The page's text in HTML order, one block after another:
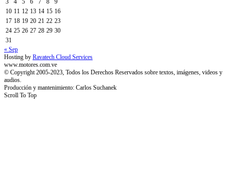
10 11 12 13 14 15 16
17 18 19 20 21 22 23
24 25 26 27 28 29 30
31
« Sep
Hosting by Ravatech Cloud Services
www.motores.com.ve
© Copyright 2005-2023, Todos los Derechos Reservados sobre textos, imágenes, videos y
audios.
Producción y mantenimiento: Carlos Suchanek
Scroll To Top